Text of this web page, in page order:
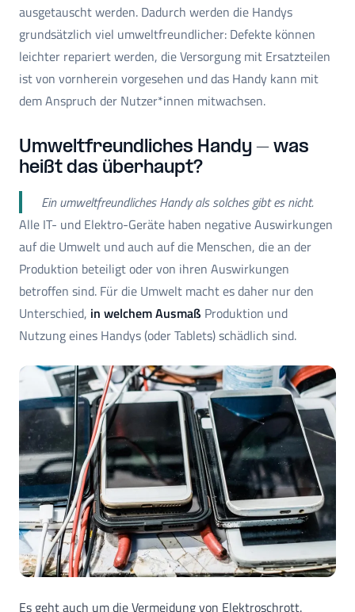
ausgetauscht werden. Dadurch werden die Handys
grundsätzlich viel umweltfreundlicher: Defekte können
leichter repariert werden, die Versorgung mit Ersatzteilen
ist von vornherein vorgesehen und das Handy kann mit
dem Anspruch der Nutzer*innen mitwachsen.
Umweltfreundliches Handy – was
heißt das überhaupt?
Ein umweltfreundliches Handy als solches gibt es nicht.
Alle IT- und Elektro-Geräte haben negative Auswirkungen
auf die Umwelt und auch auf die Menschen, die an der
Produktion beteiligt oder von ihren Auswirkungen
betroffen sind. Für die Umwelt macht es daher nur den
Unterschied, in welchem Ausmaß Produktion und
Nutzung eines Handys (oder Tablets) schädlich sind.
Es geht auch um die Vermeidung von Elektroschrott.